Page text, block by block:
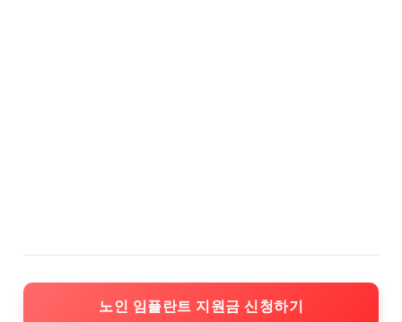
노인 임플란트 지원금 신청하기